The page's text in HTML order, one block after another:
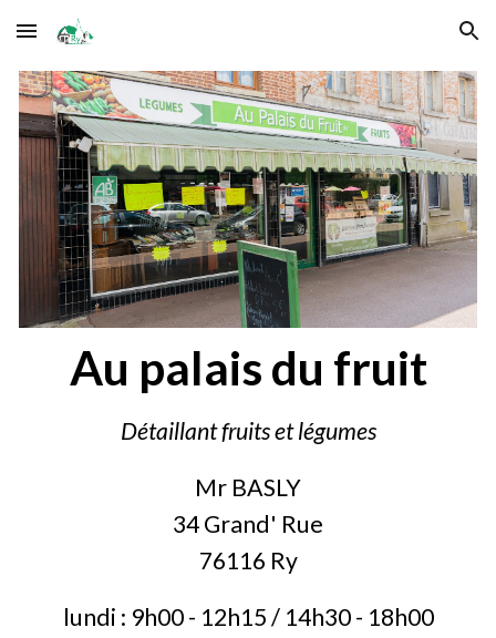
Skip to main content Skip to navigation
Au palais du fruit
Détaillant fruits et légumes
Mr BASLY
34 Grand' Rue
76116 Ry
lundi : 9h00 - 12h15 / 14h30 - 18h00